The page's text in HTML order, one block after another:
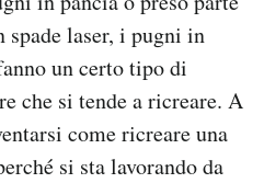
spade laser, i pugni in
un certo tipo di
che si tende a ricreare. A
come ricreare una
si sta lavorando da